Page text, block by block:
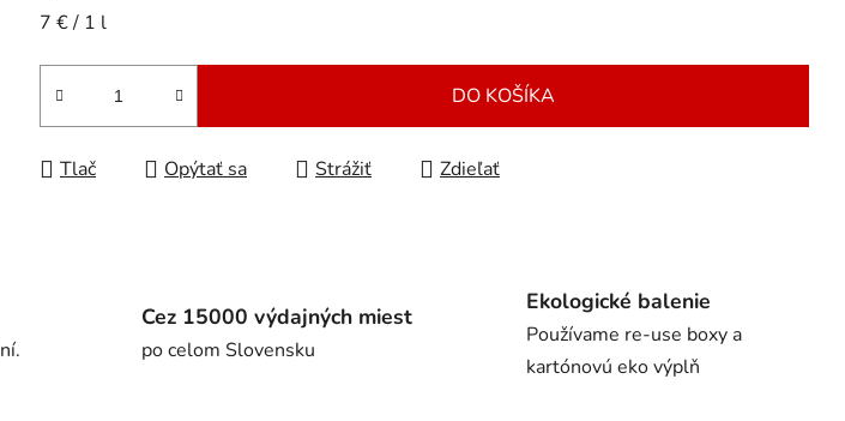
Jednotková cena:
7 € / 1 l
DO KOŠÍKA
Tlač Opýtať sa Strážiť Zdieľať
Cez 15000 výdajných miest
po celom Slovensku
Ekologické balenie
Používame re-use boxy a
kartónovú eko výplň